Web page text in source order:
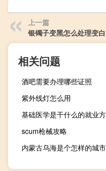
上一篇
银镯子变黑怎么处理变白
相关问题
酒吧需要办理哪些证照
紫外线灯怎么用
基础医学是干什么的就业
scum枪械攻略
内蒙古乌海是个怎样的城市